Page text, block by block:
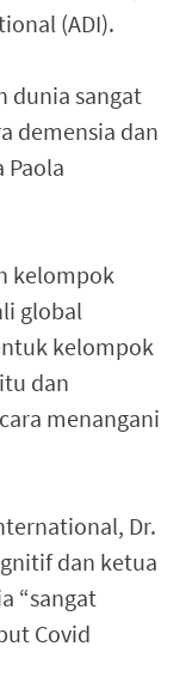
(ADI).
dunia sangat
demensia dan
Paola
kelompok
global
kelompok
dan
menangani
Dr.
dan ketua
“sangat
Covid